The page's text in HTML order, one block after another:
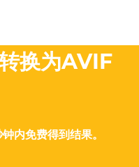
换为AVIF
内免费得到结果。